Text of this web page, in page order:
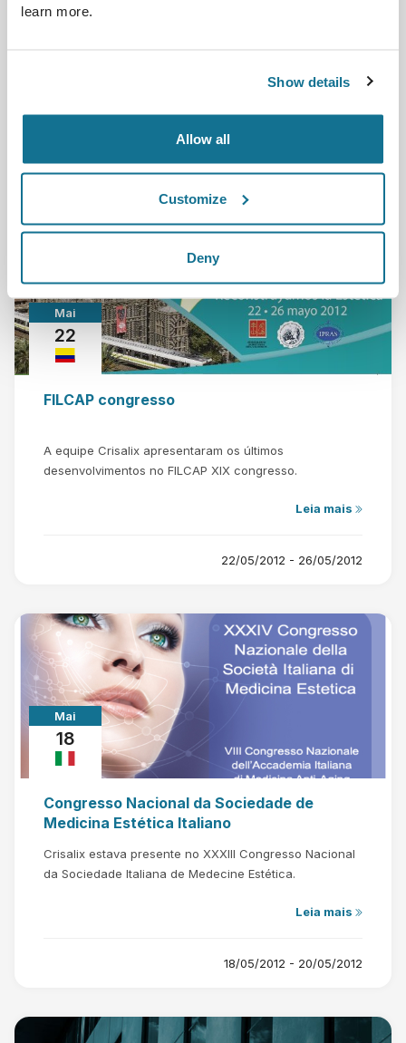
learn more.
Show details
Allow all
Customize
Deny
Mai
22
FILCAP congresso
A equipe Crisalix apresentaram os últimos
desenvolvimentos no FILCAP XIX congresso.
Leia mais
22/05/2012 - 26/05/2012
Mai
18
Congresso Nacional da Sociedade de
Medicina Estética Italiano
Crisalix estava presente no XXXIII Congresso Nacional
da Sociedade Italiana de Medecine Estética.
Leia mais
18/05/2012 - 20/05/2012